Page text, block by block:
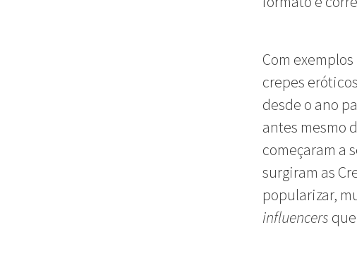
Com
crepes
desde o ano
antes mesmo
começaram a
surgiram as
popularizar,
influencers